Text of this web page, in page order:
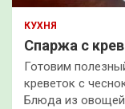
КУХНЯ
Спаржа с
Готовим
креветок с
Блюда из овощей